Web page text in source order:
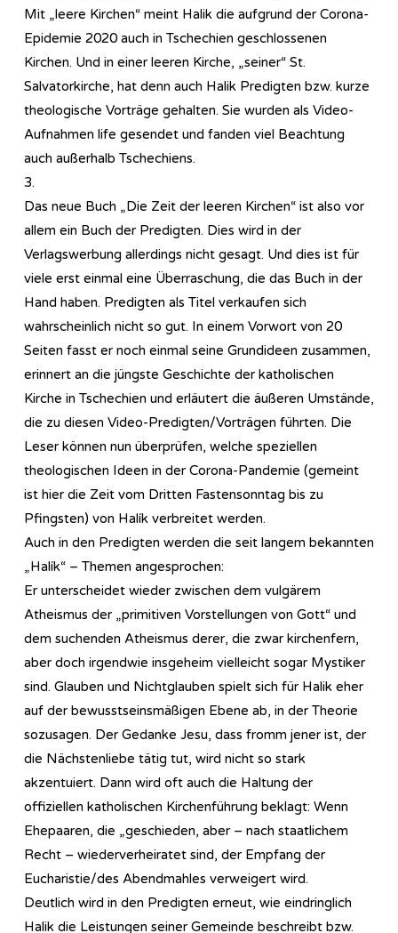
Mit „leere Kirchen“ meint Halik die aufgrund der Corona-
Epidemie 2020 auch in Tschechien geschlossenen
Kirchen. Und in einer leeren Kirche, „seiner“ St.
Salvatorkirche, hat denn auch Halik Predigten bzw. kurze
theologische Vorträge gehalten. Sie wurden als Video-
Aufnahmen life gesendet und fanden viel Beachtung
auch außerhalb Tschechiens.
3.
Das neue Buch „Die Zeit der leeren Kirchen“ ist also vor
allem ein Buch der Predigten. Dies wird in der
Verlagswerbung allerdings nicht gesagt. Und dies ist für
viele erst einmal eine Überraschung, die das Buch in der
Hand haben. Predigten als Titel verkaufen sich
wahrscheinlich nicht so gut. In einem Vorwort von 20
Seiten fasst er noch einmal seine Grundideen zusammen,
erinnert an die jüngste Geschichte der katholischen
Kirche in Tschechien und erläutert die äußeren Umstände,
die zu diesen Video-Predigten/Vorträgen führten. Die
Leser können nun überprüfen, welche speziellen
theologischen Ideen in der Corona-Pandemie (gemeint
ist hier die Zeit vom Dritten Fastensonntag bis zu
Pfingsten) von Halík verbreitet werden.
Auch in den Predigten werden die seit langem bekannten
„Halík“ – Themen angesprochen:
Er unterscheidet wieder zwischen dem vulgärem
Atheismus der „primitiven Vorstellungen von Gott“ und
dem suchenden Atheismus derer, die zwar kirchenfern,
aber doch irgendwie insgeheim vielleicht sogar Mystiker
sind. Glauben und Nichtglauben spielt sich für Halik eher
auf der bewusstseinsmäßigen Ebene ab, in der Theorie
sozusagen. Der Gedanke Jesu, dass fromm jener ist, der
die Nächstenliebe tätig tut, wird nicht so stark
akzentuiert. Dann wird oft auch die Haltung der
offiziellen katholischen Kirchenführung beklagt: Wenn
Ehepaaren, die „geschieden, aber – nach staatlichem
Recht – wiederverheiratet sind, der Empfang der
Eucharistie/des Abendmahles verweigert wird.
Deutlich wird in den Predigten erneut, wie eindringlich
Halik die Leistungen seiner Gemeinde beschreibt bzw.